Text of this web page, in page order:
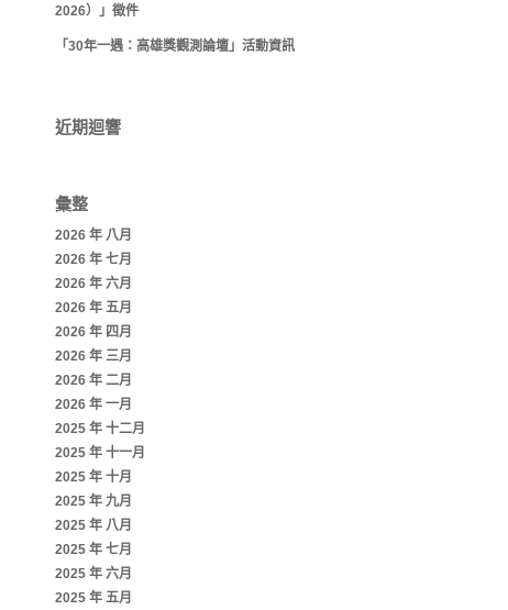
2026）」徵件
「30年一遇：高雄獎觀測論壇」活動資訊
近期迴響
彙整
2026 年 八月
2026 年 七月
2026 年 六月
2026 年 五月
2026 年 四月
2026 年 三月
2026 年 二月
2026 年 一月
2025 年 十二月
2025 年 十一月
2025 年 十月
2025 年 九月
2025 年 八月
2025 年 七月
2025 年 六月
2025 年 五月